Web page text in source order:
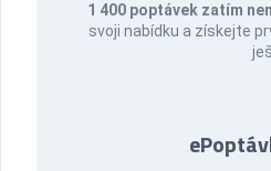
1 400 poptávek zatím
svoji nabídku a získejte